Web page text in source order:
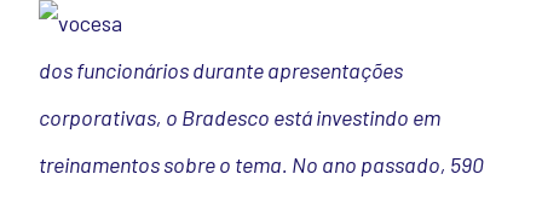
dos funcionários durante apresentações
corporativas, o Bradesco está investindo em
treinamentos sobre o tema. No ano passado, 590